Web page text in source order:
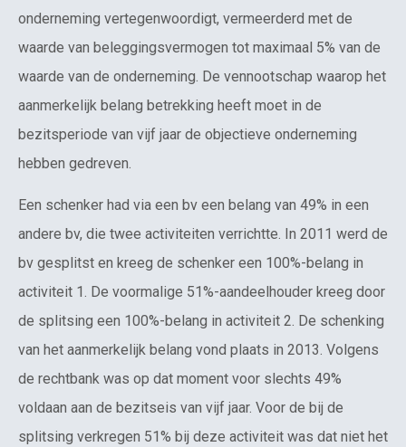
onderneming vertegenwoordigt, vermeerderd met de
waarde van beleggingsvermogen tot maximaal 5% van de
waarde van de onderneming. De vennootschap waarop het
aanmerkelijk belang betrekking heeft moet in de
bezitsperiode van vijf jaar de objectieve onderneming
hebben gedreven.
Een schenker had via een bv een belang van 49% in een
andere bv, die twee activiteiten verrichtte. In 2011 werd de
bv gesplitst en kreeg de schenker een 100%-belang in
activiteit 1. De voormalige 51%-aandeelhouder kreeg door
de splitsing een 100%-belang in activiteit 2. De schenking
van het aanmerkelijk belang vond plaats in 2013. Volgens
de rechtbank was op dat moment voor slechts 49%
voldaan aan de bezitseis van vijf jaar. Voor de bij de
splitsing verkregen 51% bij deze activiteit was dat niet het